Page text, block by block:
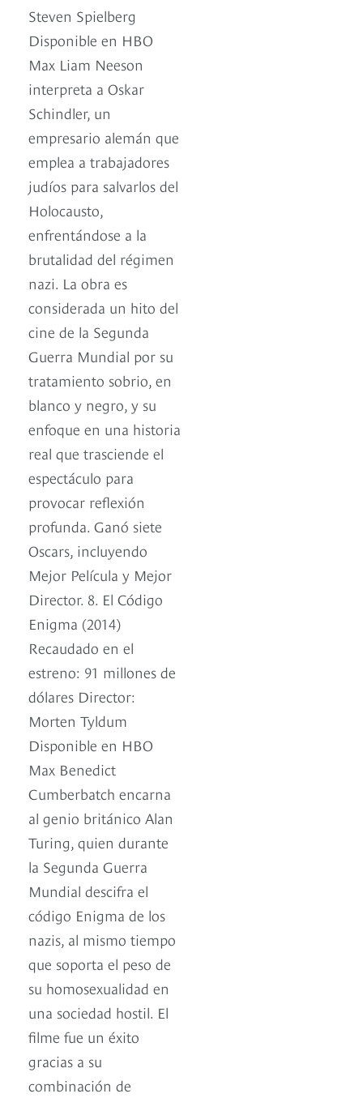
Steven Spielberg
Disponible en HBO
Max Liam Neeson
interpreta a Oskar
Schindler, un
empresario alemán que
emplea a trabajadores
judíos para salvarlos del
Holocausto,
enfrentándose a la
brutalidad del régimen
nazi. La obra es
considerada un hito del
cine de la Segunda
Guerra Mundial por su
tratamiento sobrio, en
blanco y negro, y su
enfoque en una historia
real que trasciende el
espectáculo para
provocar reflexión
profunda. Ganó siete
Oscars, incluyendo
Mejor Película y Mejor
Director. 8. El Código
Enigma (2014)
Recaudado en el
estreno: 91 millones de
dólares Director:
Morten Tyldum
Disponible en HBO
Max Benedict
Cumberbatch encarna
al genio británico Alan
Turing, quien durante
la Segunda Guerra
Mundial descifra el
código Enigma de los
nazis, al mismo tiempo
que soporta el peso de
su homosexualidad en
una sociedad hostil. El
filme fue un éxito
gracias a su
combinación de